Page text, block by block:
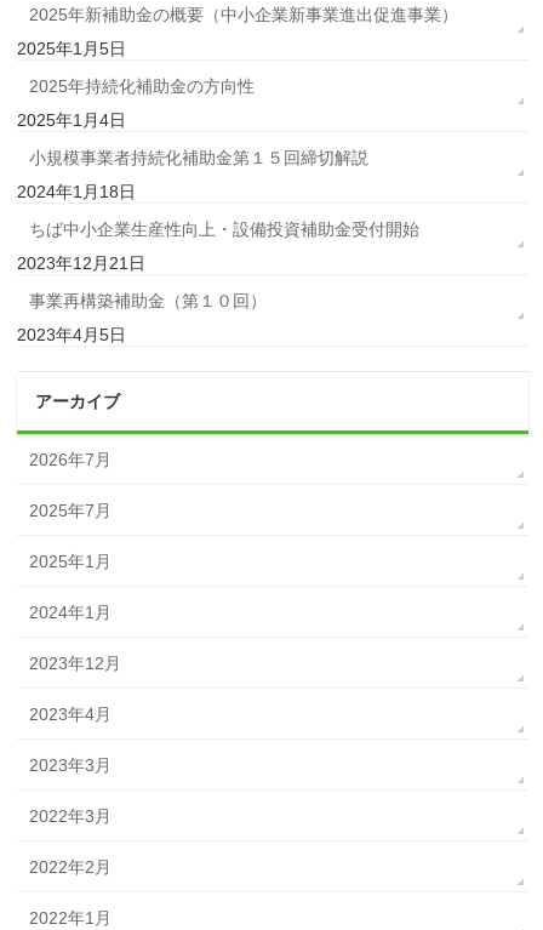
2025年新補助金の概要（中小企業新事業進出促進事業）
2025年1月5日
2025年持続化補助金の方向性
2025年1月4日
小規模事業者持続化補助金第１５回締切解説
2024年1月18日
ちば中小企業生産性向上・設備投資補助金受付開始
2023年12月21日
事業再構築補助金（第１０回）
2023年4月5日
アーカイブ
2026年7月
2025年7月
2025年1月
2024年1月
2023年12月
2023年4月
2023年3月
2022年3月
2022年2月
2022年1月